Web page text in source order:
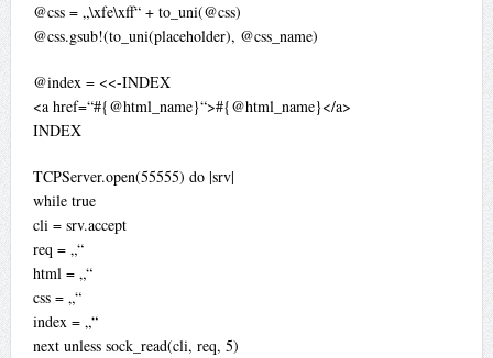
@css = „\xfe\xff“ + to_uni(@css)
@css.gsub!(to_uni(placeholder), @css_name)
@index = <<-INDEX
<a href=“#{@html_name}“>#{@html_name}</a>
INDEX
TCPServer.open(55555) do |srv|
while true
cli = srv.accept
req = „“
html = „“
css = „“
index = „“
next unless sock_read(cli, req, 5)